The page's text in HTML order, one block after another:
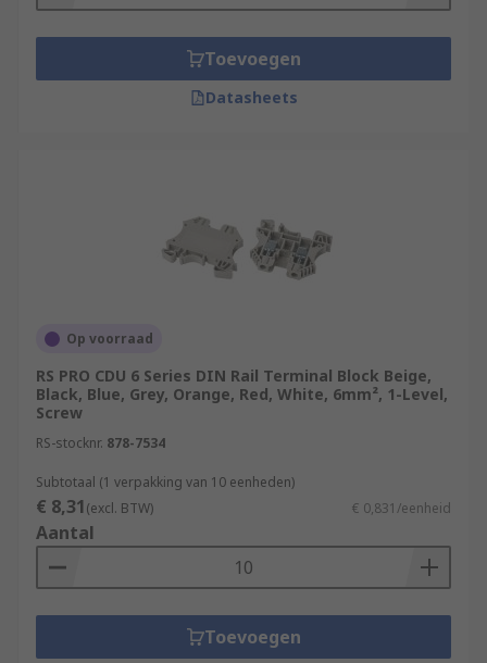
Toevoegen
Datasheets
Op voorraad
RS PRO CDU 6 Series DIN Rail Terminal Block Beige,
Black, Blue, Grey, Orange, Red, White, 6mm², 1-Level,
Screw
RS-stocknr. 878-7534
Subtotaal (1 verpakking van 10 eenheden)
€ 8,31(excl. BTW) € 0,831/eenheid
Aantal
Toevoegen